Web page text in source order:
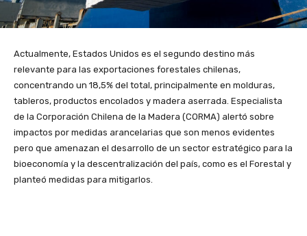
Actualmente, Estados Unidos es el segundo destino más
relevante para las exportaciones forestales chilenas,
concentrando un 18,5% del total, principalmente en molduras,
tableros, productos encolados y madera aserrada. Especialista
de la Corporación Chilena de la Madera (CORMA) alertó sobre
impactos por medidas arancelarias que son menos evidentes
pero que amenazan el desarrollo de un sector estratégico para la
bioeconomía y la descentralización del país, como es el Forestal y
planteó medidas para mitigarlos.